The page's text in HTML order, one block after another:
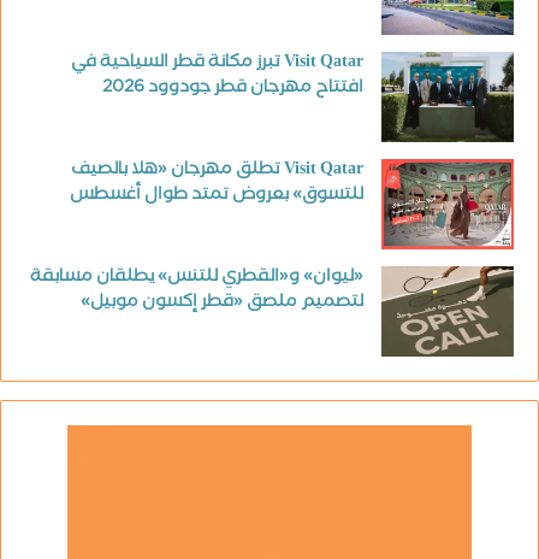
Visit Qatar تبرز مكانة قطر السياحية في
افتتاح مهرجان قطر جودوود 2026
Visit Qatar تطلق مهرجان «هلا بالصيف
للتسوق» بعروض تمتد طوال أغسطس
«ليوان» و«القطري للتنس» يطلقان مسابقة
لتصميم ملصق «قطر إكسون موبيل»